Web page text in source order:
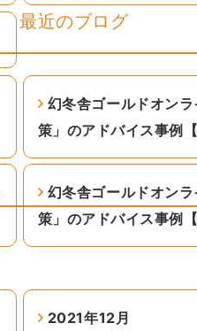
最近のブログ
幻冬舎ゴールドオン
策」のアドバイス事例
幻冬舎ゴールドオン
策」のアドバイス事例
2021年12月